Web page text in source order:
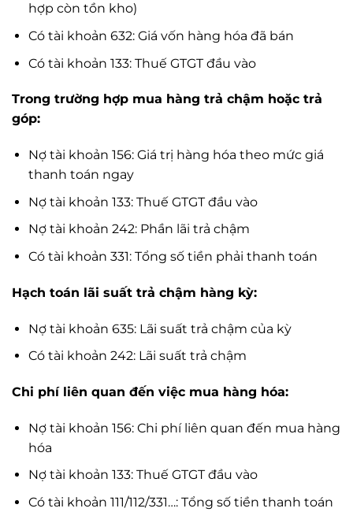
hợp còn tồn kho)
Có tài khoản 632: Giá vốn hàng hóa đã bán
Có tài khoản 133: Thuế GTGT đầu vào
Trong trường hợp mua hàng trả chậm hoặc trả
góp:
Nợ tài khoản 156: Giá trị hàng hóa theo mức giá
thanh toán ngay
Nợ tài khoản 133: Thuế GTGT đầu vào
Nợ tài khoản 242: Phần lãi trả chậm
Có tài khoản 331: Tổng số tiền phải thanh toán
Hạch toán lãi suất trả chậm hàng kỳ:
Nợ tài khoản 635: Lãi suất trả chậm của kỳ
Có tài khoản 242: Lãi suất trả chậm
Chi phí liên quan đến việc mua hàng hóa:
Nợ tài khoản 156: Chi phí liên quan đến mua hàng
hóa
Nợ tài khoản 133: Thuế GTGT đầu vào
Có tài khoản 111/112/331…: Tổng số tiền thanh toán